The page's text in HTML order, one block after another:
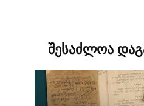
შესაძლოა